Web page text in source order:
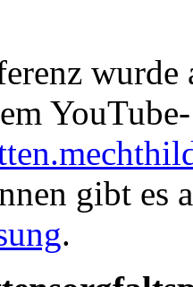
wurde
gibt es
.